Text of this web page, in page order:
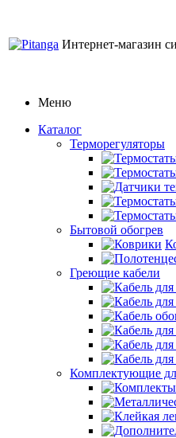
Интернет-магазин
Меню
Каталог
Терморегуляторы
Бытовой обогрев
Греющие кабели
Комплектующие